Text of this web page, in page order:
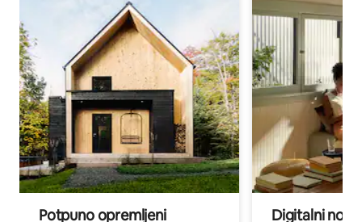
Potpuno opremljeni Digitalni